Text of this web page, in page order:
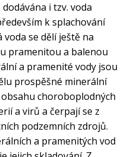
i tzv. voda
k splachování
se dělí ještě na
pramenitou a balenou
a pramenité vody jsou
prospěšné minerální
choroboplodných
a virů a čerpají se z
podzemních zdrojů.
a pramenitých vod